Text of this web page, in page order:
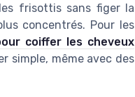
frisottis sans figer la
concentrés. Pour les
coiffer les cheveux
simple, même avec des